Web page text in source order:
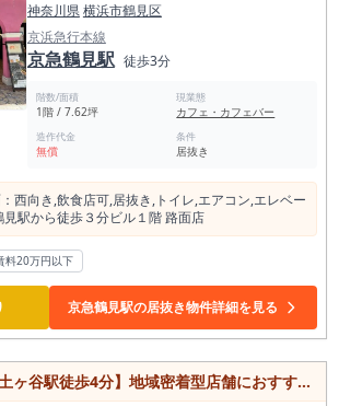
神奈川県横浜市鶴見区
京浜急行本線
京急鶴見駅 徒歩3分
階数/面積
1階 / 7.62坪
現業態
カフェ・カフェバー
造作代金
無償
条件
居抜き
⻄向き,飲⾷店可,居抜き,トイレ,エアコン,エレベー
⾒駅から徒歩３分ビル１階 路⾯店
料20万円以下
京急鶴見駅の居抜き物件詳細を見る
【横浜市南区・井土ヶ谷駅徒歩4分】地域密着型店舗におすすめの飲食可能物件